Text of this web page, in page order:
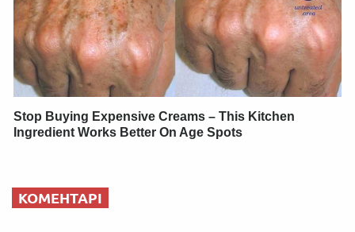
Stop Buying Expensive Creams – This Kitchen
Ingredient Works Better On Age Spots
КОМЕНТАРІ